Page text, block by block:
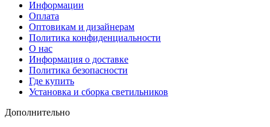
Информации
Оплата
Оптовикам и дизайнерам
Политика конфиденциальности
О нас
Информация о доставке
Политика безопасности
Где купить
Установка и сборка светильников
Дополнительно